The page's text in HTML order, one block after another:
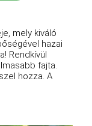
mely kiváló
hazai
Rendkívül
fajta.
hozza. A